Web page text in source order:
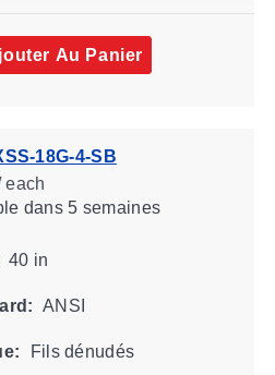
Au Panier
18G-4-SB
each
dans 5 semaines
40 in
ANSI
Fils dénudés